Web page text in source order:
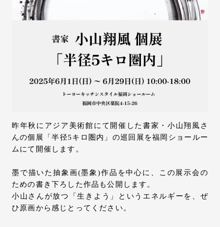
お知らせ
カタログを見る
CN
昨年秋にアジア美術館にて開催した書家・小山翔風さ
んの個展「半径5キロ圏内」の巡回展を福岡ショールー
ムにて開催します。
墨で描いた抽象画(墨象)作品を中心に、この展示会の
ための書き下ろした作品も公開します。
小山さんが放つ「生きよう」というエネルギーを、ぜ
ひ原画から感じとってください。